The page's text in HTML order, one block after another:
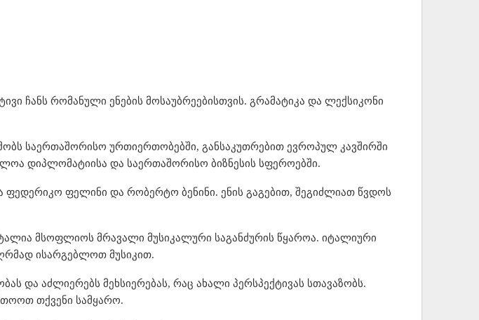
ჩანს რომანული ენების მოსაუბრეებისთვის. გრამატიკა და ლექსიკონი
საერთაშორისო ურთიერთობებში, განსაკუთრებით ევროპულ კავშირში
დიპლომატიისა და საერთაშორისო ბიზნესის სფეროებში.
ფელინი და რობერტო ბენინი. ენის გაგებით, შეგიძლიათ წვდოს
მსოფლიოს მრავალი მუსიკალური საგანძურის წყაროა. იტალიური
ისარგებლოთ მუსიკით.
და აძლიერებს მეხსიერებას, რაც ახალი პერსპექტივას სთავაზობს.
თქვენი სამყარო.